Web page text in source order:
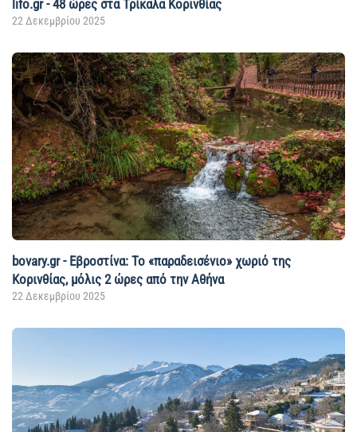
lifo.gr - 48 ώρες στα Τρίκαλα Κορινθίας
22 Δεκεμβρίου 2025
bovary.gr - Εβροστίνα: Το «παραδεισένιο» χωριό της
Κορινθίας, μόλις 2 ώρες από την Αθήνα
22 Δεκεμβρίου 2025